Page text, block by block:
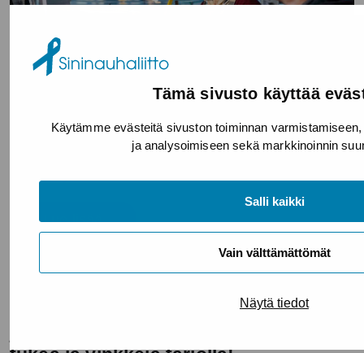
Tämä sivusto käyttää
Käytämme evästeitä sivuston toiminnan
ja analysoimiseen sekä markkinoinnin
Vain välttämättömät
Salli kaikki
Näytä tiedot
Sosiaali- ja terveysjärjestöjen avustuskeskus STEA on
Lue lisää
Tekoäly tuo yhden työkalun